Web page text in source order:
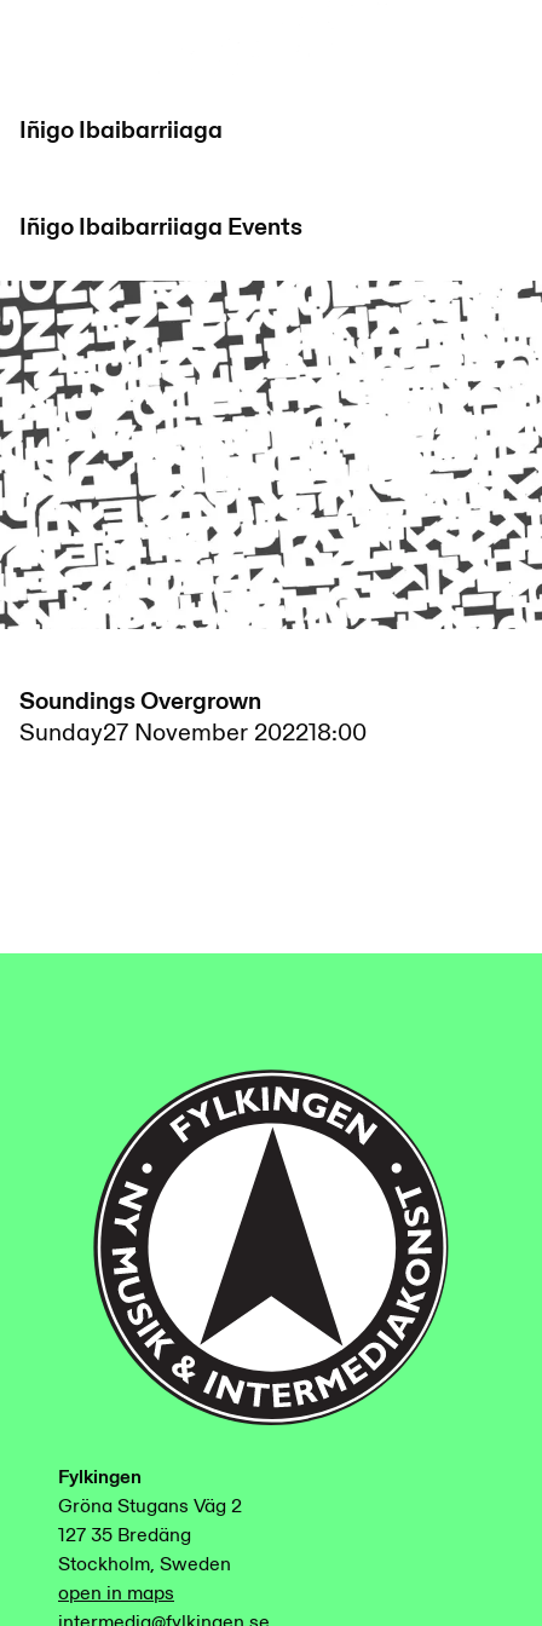
Iñigo Ibaibarriiaga
Iñigo Ibaibarriiaga Events
Soundings Overgrown
Sunday27 November 202218:00
Fylkingen
Gröna Stugans Väg 2
127 35 Bredäng
Stockholm, Sweden
open in maps